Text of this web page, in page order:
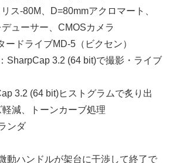
ス-80M、D=80mmアクロマート、
ューサー、CMOSカメラ
ードライブMD-5（ビクセン）
SharpCap 3.2 (64 bit)で撮影・ライブ
3.2 (64 bit)ヒストグラムで炙り出
減、トーンカーブ処理
ンダ
動ハンドルが架台に干渉して終了で